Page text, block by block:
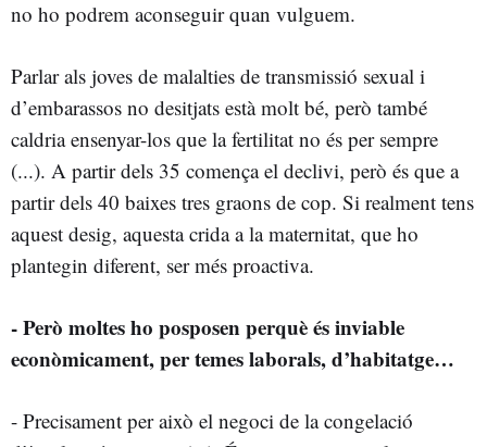
no ho podrem aconseguir quan vulguem.
Parlar als joves de malalties de transmissió sexual i
d’embarassos no desitjats està molt bé, però també
caldria ensenyar-los que la fertilitat no és per sempre
(...). A partir dels 35 comença el declivi, però és que a
partir dels 40 baixes tres graons de cop. Si realment tens
aquest desig, aquesta crida a la maternitat, que ho
plantegin diferent, ser més proactiva.
- Però moltes ho posposen perquè és inviable
econòmicament, per temes laborals, d’habitatge…
- Precisament per això el negoci de la congelació